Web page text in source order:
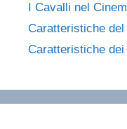
I Cavalli nel
Caratteristiche
Caratteristiche